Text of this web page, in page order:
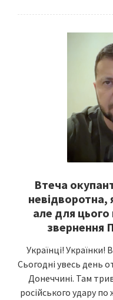
Втеча
невідворотна,
але для
звернення
Українці! Українки!
Сьогодні увесь день
Донеччині. Там
російського удару